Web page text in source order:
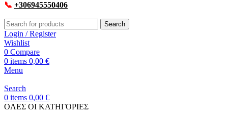
📞 +306945550406
Search
Login / Register
Wishlist
0 Compare
0 items 0,00 €
Menu
Search
0 items 0,00 €
OΛΕΣ ΟΙ ΚΑΤΗΓΟΡΙΕΣ